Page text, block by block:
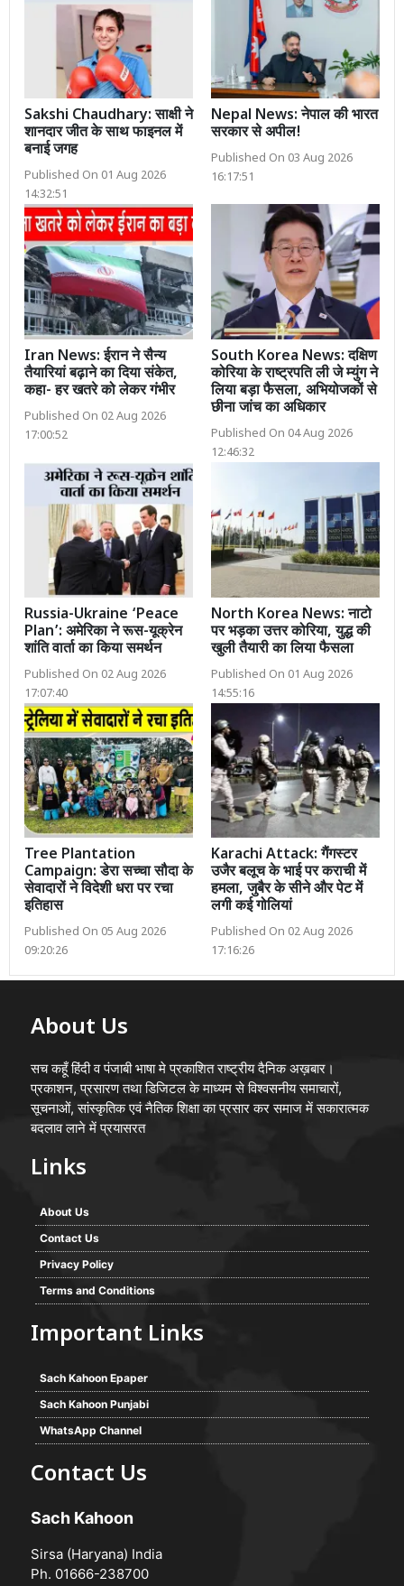
Sakshi Chaudhary: साक्षी ने
शानदार जीत के साथ फाइनल में
बनाई जगह
Published On 01 Aug 2026
14:32:51
Nepal News: नेपाल की भारत
सरकार से अपील!
Published On 03 Aug 2026
16:17:51
Iran News: ईरान ने सैन्य
तैयारियां बढ़ाने का दिया संकेत,
कहा- हर खतरे को लेकर गंभीर
Published On 02 Aug 2026
17:00:52
South Korea News: दक्षिण
कोरिया के राष्ट्रपति ली जे म्युंग ने
लिया बड़ा फैसला, अभियोजकों से
छीना जांच का अधिकार
Published On 04 Aug 2026
12:46:32
Russia-Ukraine ‘Peace
Plan’: अमेरिका ने रूस-यूक्रेन
शांति वार्ता का किया समर्थन
Published On 02 Aug 2026
17:07:40
North Korea News: नाटो
पर भड़का उत्तर कोरिया, युद्ध की
खुली तैयारी का लिया फैसला
Published On 01 Aug 2026
14:55:16
Tree Plantation
Campaign: डेरा सच्चा सौदा के
सेवादारों ने विदेशी धरा पर रचा
इतिहास
Published On 05 Aug 2026
09:20:26
Karachi Attack: गैंगस्टर
उजैर बलूच के भाई पर कराची में
हमला, जुबैर के सीने और पेट में
लगी कई गोलियां
Published On 02 Aug 2026
17:16:26
About Us
सच कहूँ हिंदी व पंजाबी भाषा मे प्रकाशित राष्ट्रीय दैनिक अख़बार।
प्रकाशन, प्रसारण तथा डिजिटल के माध्यम से विश्वसनीय समाचारों,
सूचनाओं, सांस्कृतिक एवं नैतिक शिक्षा का प्रसार कर समाज में सकारात्मक
बदलाव लाने में प्रयासरत
Links
About Us
Contact Us
Privacy Policy
Terms and Conditions
Important Links
Sach Kahoon Epaper
Sach Kahoon Punjabi
WhatsApp Channel
Contact Us
Sach Kahoon
Sirsa (Haryana) India
Ph. 01666-238700